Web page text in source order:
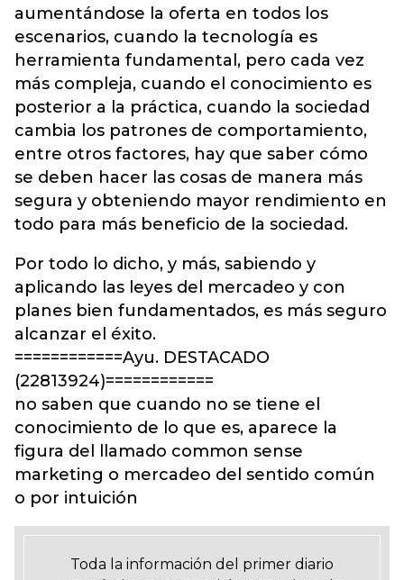
aumentándose la oferta en todos los
escenarios, cuando la tecnología es
herramienta fundamental, pero cada vez
más compleja, cuando el conocimiento es
posterior a la práctica, cuando la sociedad
cambia los patrones de comportamiento,
entre otros factores, hay que saber cómo
se deben hacer las cosas de manera más
segura y obteniendo mayor rendimiento en
todo para más beneficio de la sociedad.
Por todo lo dicho, y más, sabiendo y
aplicando las leyes del mercadeo y con
planes bien fundamentados, es más seguro
alcanzar el éxito.
============Ayu. DESTACADO
(22813924)============
no saben que cuando no se tiene el
conocimiento de lo que es, aparece la
figura del llamado common sense
marketing o mercadeo del sentido común
o por intuición
Toda la información del primer diario